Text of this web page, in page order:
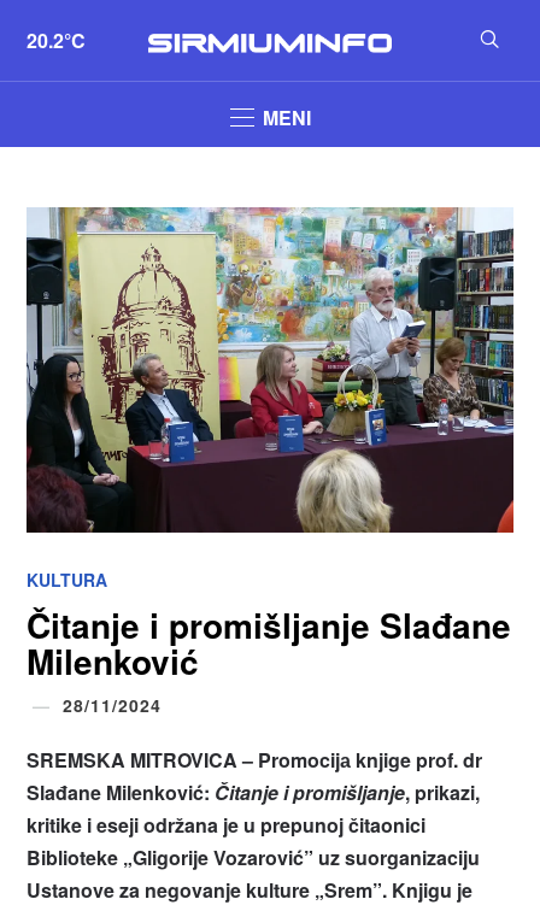
20.2°C
MENI
KULTURA
Čitanje i promišljanje Slađane
Milenković
28/11/2024
SREMSKA MITROVICA – Promocijа knjige prof. dr
Slađane Milenković: Čitanje i promišljanje, prikazi,
kritike i eseji održana je u prepunoj čitaonici
Biblioteke „Gligorije Vozarović” uz suorganizaciju
Ustanove za negovanje kulture „Srem”. Knjigu je